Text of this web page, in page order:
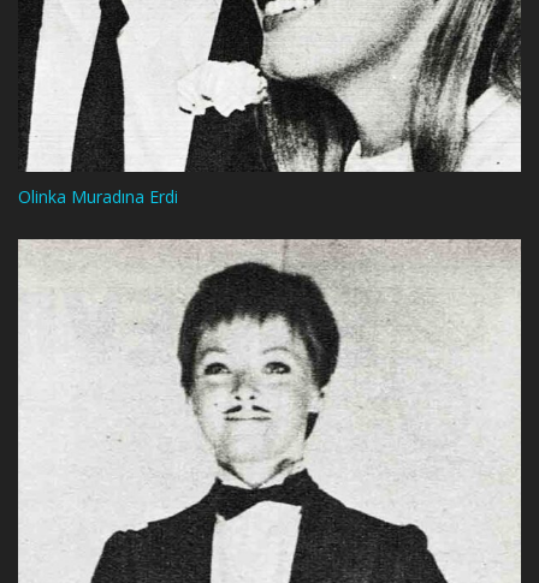
Olinka Muradına Erdi